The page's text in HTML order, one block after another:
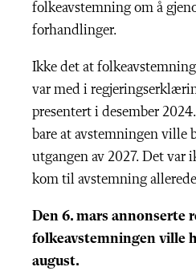
folkeavstemning om å
forhandlinger.
Ikke det at
var med i
presentert i desember
bare at avstemningen ville
utgangen av 2027. Det var
kom til avstemning
Den 6. mars annonserte
folkeavstemningen ville
august.